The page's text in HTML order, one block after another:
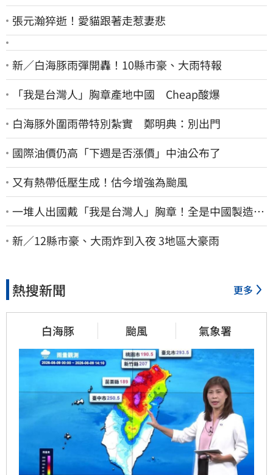
張元瀚猝逝！愛貓跟著走惹妻悲
新／白海豚雨彈開轟！10縣市豪、大雨特報
「我是台灣人」胸章產地中國 Cheap酸爆
白海豚外圍雨帶特別紮實 鄭明典：別出門
國際油價仍高「下週是否漲價」中油公布了
又有熱帶低壓生成！估今增強為颱風
一堆人出國戴「我是台灣人」胸章！全是中國製造
Cheap酸：精神分裂
新／12縣市豪、大雨炸到入夜 3地區大豪雨
熱搜新聞 更多
白海豚 颱風 氣象署